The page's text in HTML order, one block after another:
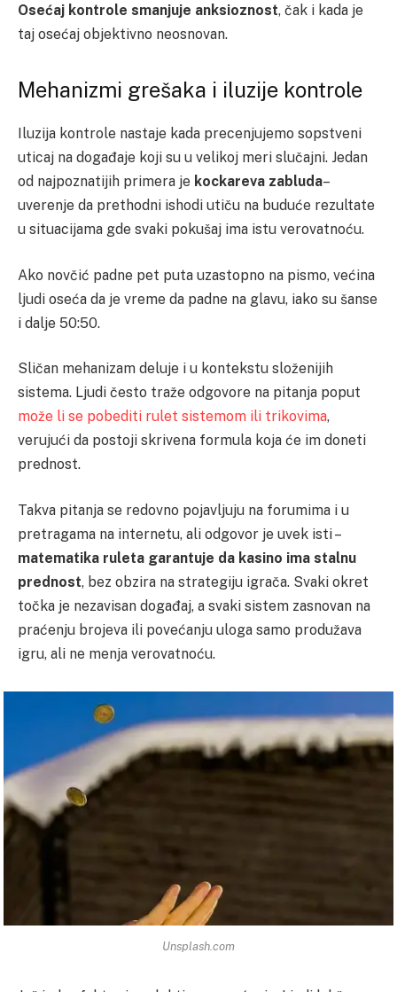
Osećaj kontrole smanjuje anksioznost, čak i kada je
taj osećaj objektivno neosnovan.
Mehanizmi grešaka i iluzije kontrole
Iluzija kontrole nastaje kada precenjujemo sopstveni
uticaj na događaje koji su u velikoj meri slučajni. Jedan
od najpoznatijih primera je kockareva zabluda–
uverenje da prethodni ishodi utiču na buduće rezultate
u situacijama gde svaki pokušaj ima istu verovatnoću.
Ako novčić padne pet puta uzastopno na pismo, većina
ljudi oseća da je vreme da padne na glavu, iako su šanse
i dalje 50:50.
Sličan mehanizam deluje i u kontekstu složenijih
sistema. Ljudi često traže odgovore na pitanja poput
može li se pobediti rulet sistemom ili trikovima,
verujući da postoji skrivena formula koja će im doneti
prednost.
Takva pitanja se redovno pojavljuju na forumima i u
pretragama na internetu, ali odgovor je uvek isti –
matematika ruleta garantuje da kasino ima stalnu
prednost, bez obzira na strategiju igrača. Svaki okret
točka je nezavisan događaj, a svaki sistem zasnovan na
praćenju brojeva ili povećanju uloga samo produžava
igru, ali ne menja verovatnoću.
Unsplash.com